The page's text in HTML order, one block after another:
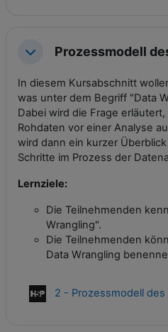
EinklappenProzessmodell
In diesem Kursabschnitt
was unter dem Begriff "Data
Dabei wird die Frage
Rohdaten vor einer Analyse
wird dann ein kurzer
Schritte im Prozess der
Lernziele:
Die Teilnehmenden
Wrangling".
Die Teilnehmenden
Data Wrangling
2 - Prozessmodell des